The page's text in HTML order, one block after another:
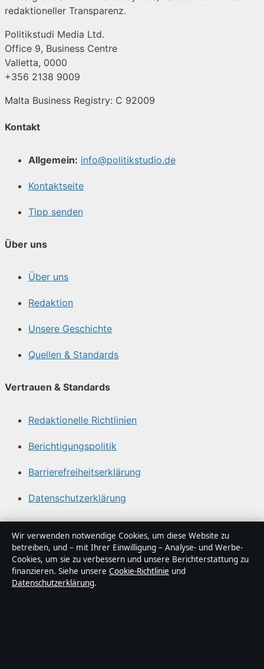
redaktioneller Transparenz.
Politikstudi Media Ltd.
Office 9, Business Centre
Valletta, 0000
+356 2138 9009
Malta Business Registry: C 92009
Kontakt
Allgemein: info@politikstudio.de
Kontaktseite
Tipp senden
Über uns
Über uns
Redaktion
Unsere Geschichte
Quellen & Standards
Vertrauen & Standards
Redaktionelle Richtlinien
Berichtigungspolitik
Barrierefreiheitserklärung
Datenschutzerklärung
Über Politikstudio in Kürze
Politikstudio ist ein unabhängiger digitaler
Nachrichtenanbieter mit Fokus auf Politik, Wirtschaft,
Technik und Gesellschaft in Deutschland. Jeder Artikel
Wir verwenden notwendige Cookies, um diese Website zu
betreiben, und – mit Ihrer Einwilligung – Analyse- und Werbe-
Cookies, um sie zu verbessern und unsere Berichterstattung zu
finanzieren. Siehe unsere Cookie-Richtlinie und
Datenschutzerklärung.